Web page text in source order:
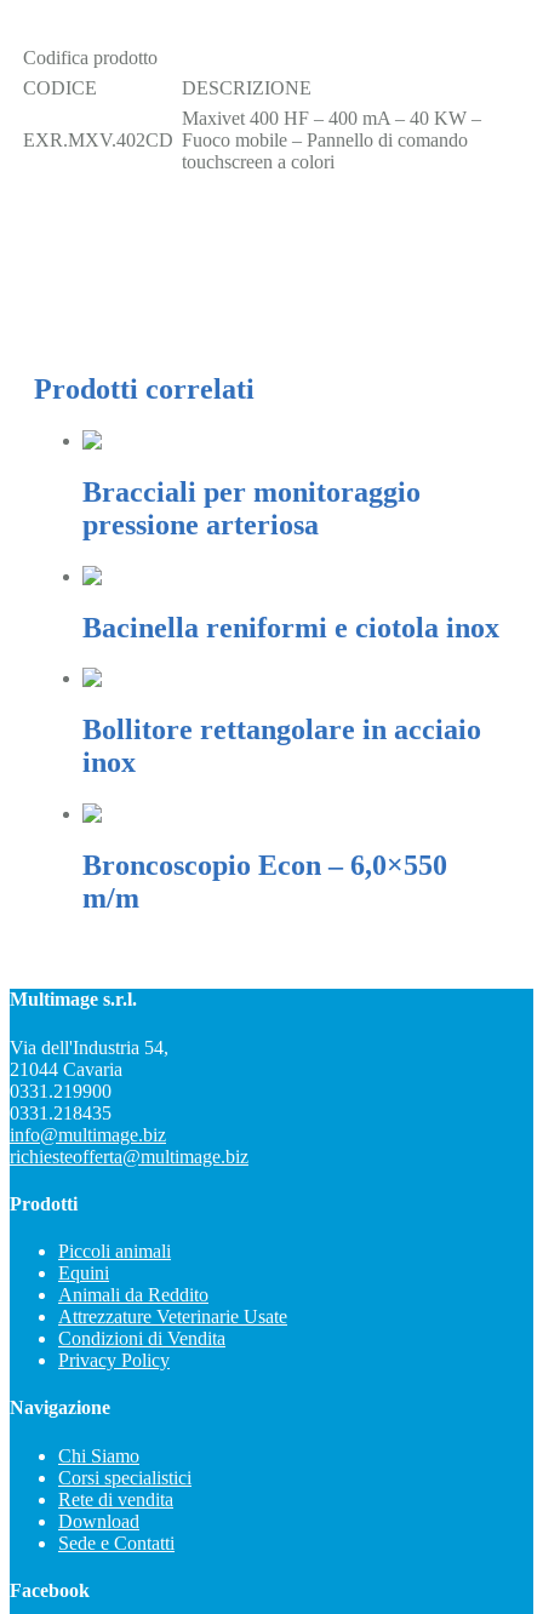
Codifica prodotto
CODICE
DESCRIZIONE
EXR.MXV.402CD
Maxivet 400 HF – 400 mA – 40 KW –
Fuoco mobile – Pannello di comando
touchscreen a colori
Prodotti correlati
Bracciali per monitoraggio
pressione arteriosa
Bacinella reniformi e ciotola inox
Bollitore rettangolare in acciaio
inox
Broncoscopio Econ – 6,0×550
m/m
Multimage s.r.l.
Via dell'Industria 54,
21044 Cavaria
0331.219900
0331.218435
info@multimage.biz
richiesteofferta@multimage.biz
Prodotti
Piccoli animali
Equini
Animali da Reddito
Attrezzature Veterinarie Usate
Condizioni di Vendita
Privacy Policy
Navigazione
Chi Siamo
Corsi specialistici
Rete di vendita
Download
Sede e Contatti
Facebook